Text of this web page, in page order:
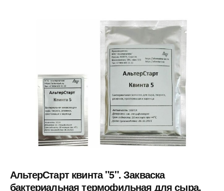
АльтерСтарт квинта "5". Закваска
бактериальная термофильная для сыра,